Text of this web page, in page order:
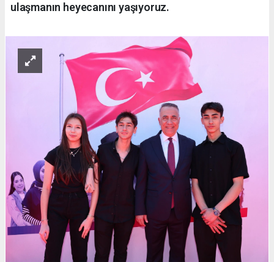
ulaşmanın heyecanını yaşıyoruz.